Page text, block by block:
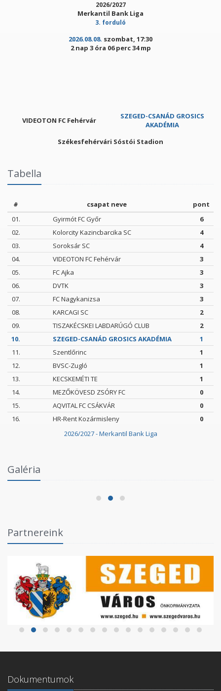
2026/2027
Merkantil Bank Liga
3. forduló
2026.08.08. szombat, 17:30
2 nap 3 óra 06 perc 34 mp
VIDEOTON FC Fehérvár
SZEGED-CSANÁD GROSICS
AKADÉMIA
Székesfehérvári Sóstói Stadion
Tabella
2026/2027 - Merkantil Bank Liga
# csapat neve
pont
01.
Gyirmót FC Győr
6
02.
Kolorcity Kazincbarcika SC
4
03.
Soroksár SC
4
04.
VIDEOTON FC Fehérvár
3
05.
FC Ajka
3
06.
DVTK
3
07.
FC Nagykanizsa
3
08.
KARCAGI SC
2
09.
TISZAKÉCSKEI LABDARÚGÓ CLUB
2
10.
SZEGED-CSANÁD GROSICS AKADÉMIA
1
11.
Szentlőrinc
1
12.
BVSC-Zugló
1
13.
KECSKEMÉTI TE
1
14.
MEZŐKÖVESD ZSÓRY FC
0
15.
AQVITAL FC CSÁKVÁR
0
16.
HR-Rent Kozármisleny 0
Galéria
Fórumban
2026.06.03.
Partnereink
Dokumentumok